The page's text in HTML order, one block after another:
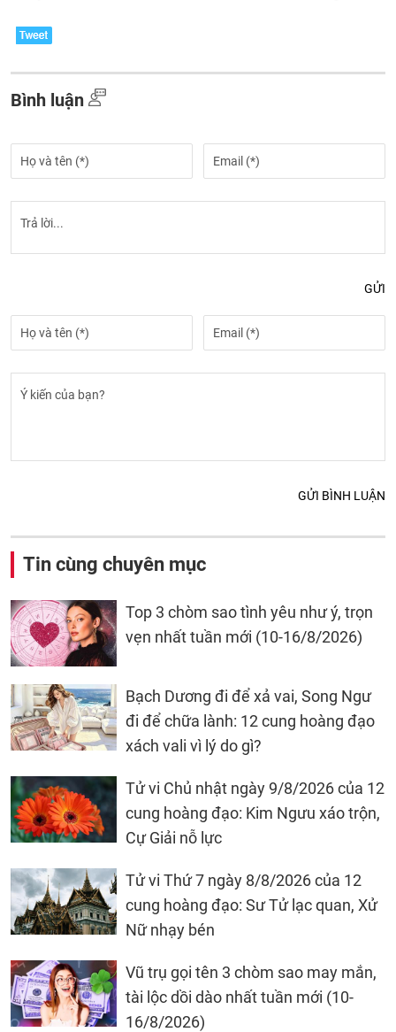
Bình luận
GỬI
GỬI BÌNH LUẬN
Tin cùng chuyên mục
Top 3 chòm sao tình yêu như ý, trọn
vẹn nhất tuần mới (10-16/8/2026)
Bạch Dương đi để xả vai, Song Ngư
đi để chữa lành: 12 cung hoàng đạo
xách vali vì lý do gì?
Tử vi Chủ nhật ngày 9/8/2026 của 12
cung hoàng đạo: Kim Ngưu xáo trộn,
Cự Giải nỗ lực
Tử vi Thứ 7 ngày 8/8/2026 của 12
cung hoàng đạo: Sư Tử lạc quan, Xử
Nữ nhạy bén
Vũ trụ gọi tên 3 chòm sao may mắn,
tài lộc dồi dào nhất tuần mới (10-
16/8/2026)